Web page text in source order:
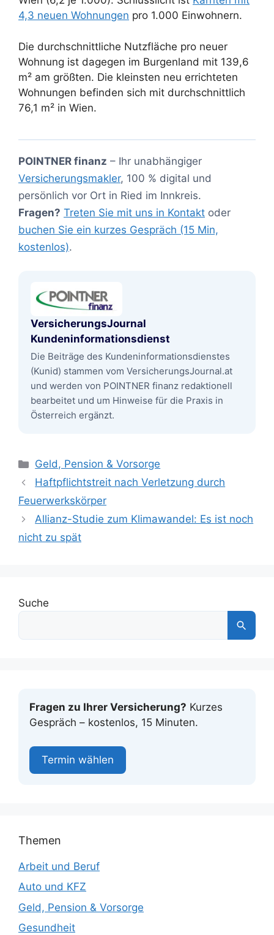
4,3 neuen Wohnungen pro 1.000 Einwohnern.
Die durchschnittliche Nutzfläche pro neuer
Wohnung ist dagegen im Burgenland mit 139,6
m² am größten. Die kleinsten neu errichteten
Wohnungen befinden sich mit durchschnittlich
76,1 m² in Wien.
POINTNER finanz – Ihr unabhängiger
Versicherungsmakler, 100 % digital und
persönlich vor Ort in Ried im Innkreis.
Fragen? Treten Sie mit uns in Kontakt oder
buchen Sie ein kurzes Gespräch (15 Min,
kostenlos).
VersicherungsJournal
Kundeninformationsdienst
Die Beiträge des Kundeninformationsdienstes
(Kunid) stammen vom VersicherungsJournal.at
und werden von POINTNER finanz redaktionell
bearbeitet und um Hinweise für die Praxis in
Österreich ergänzt.
Kategorien
Geld, Pension & Vorsorge
Haftpflichtstreit nach Verletzung durch
Feuerwerkskörper
Allianz-Studie zum Klimawandel: Es ist noch
nicht zu spät
Suche
Fragen zu Ihrer Versicherung? Kurzes
Gespräch – kostenlos, 15 Minuten.
Termin wählen
Themen
Arbeit und Beruf
Auto und KFZ
Geld, Pension & Vorsorge
Gesundheit